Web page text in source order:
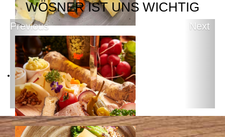
WÖSNER IST UNS WICHTIG
Previous Next